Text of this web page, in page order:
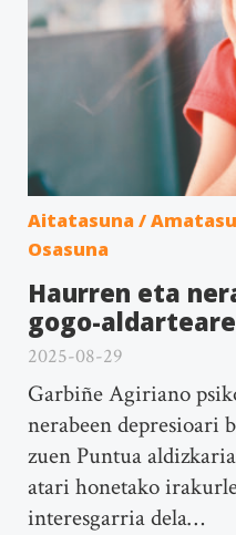
Aitatasuna /
Osasuna
Haurren eta
gogo-
2025-08-29
Garbiñe Agiriano
nerabeen depresioari
zuen Puntua
atari honetako
interesgarria dela…